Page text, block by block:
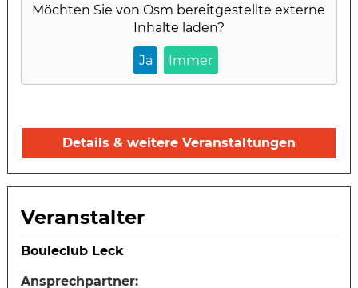
Möchten Sie vonOsm bereitgestellte externe
Inhalte laden?
Ja Immer
Details & weitere Veranstaltungen
Veranstalter
Bouleclub Leck
Ansprechpartner: